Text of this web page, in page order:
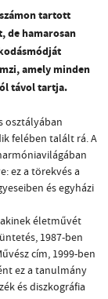
tartott
de hamarosan
amely minden
távol tartja.
osztályában
felében talált rá. A
ez a törekvés a
és egyházi
életművét
1987-ben
cím, 1999-ben
ez a tanulmány
és diszkográfia